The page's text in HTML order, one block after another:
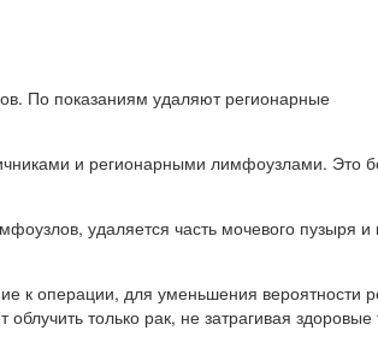
По показаниям удаляют регионарные
и регионарными лимфоузлами. Это
удаляется часть мочевого пузыря
к операции, для уменьшения вероятности
только рак, не затрагивая здоровые